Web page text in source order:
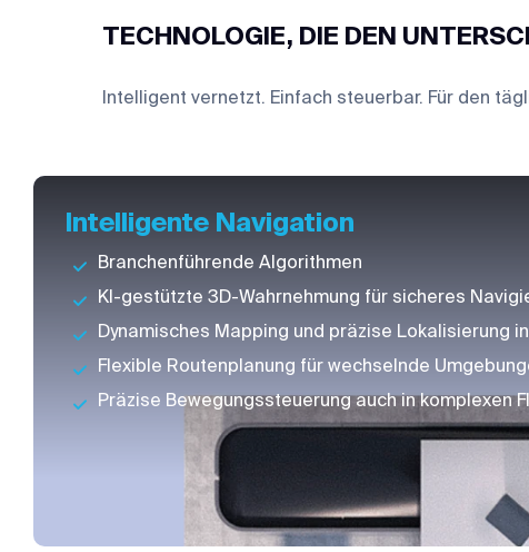
TECHNOLOGIE, DIE DEN
Intelligent vernetzt. Einfach steuerbar. Für den
Intelligente Navigation
Branchenführende Algorithmen
KI-gestützte 3D-Wahrnehmung für sicheres
Dynamisches Mapping und präzise Lokalisierung
Flexible Routenplanung für wechselnde
Präzise Bewegungssteuerung auch in komplexen